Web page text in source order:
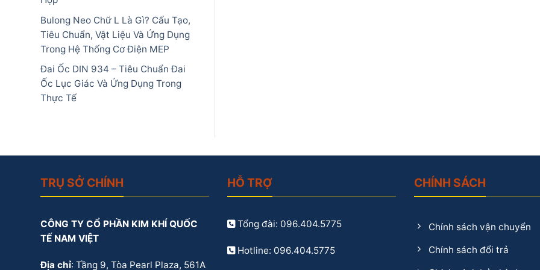
Bulong Neo Chữ L Là Gì? Cấu Tạo,
Tiêu Chuẩn, Vật Liệu Và Ứng Dụng
Trong Hệ Thống Cơ Điện MEP
Đai Ốc DIN 934 – Tiêu Chuẩn Đai
Ốc Lục Giác Và Ứng Dụng Trong
Thực Tế
TRỤ SỞ CHÍNH
CÔNG TY CỔ PHẦN KIM KHÍ QUỐC
TẾ NAM VIỆT
Địa chỉ: Tầng 9, Tòa Pearl Plaza, 561A
HỖ TRỢ
Tổng đài: 096.404.5775
Hotline: 096.404.5775
CHÍNH SÁCH
Chính sách vận chuyển
Chính sách đổi trả